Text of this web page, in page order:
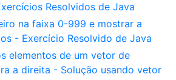
Resolvidos de Java
na faixa 0-999 e mostrar a
- Exercício Resolvido de Java
elementos de um vetor de
a direita - Solução usando vetor